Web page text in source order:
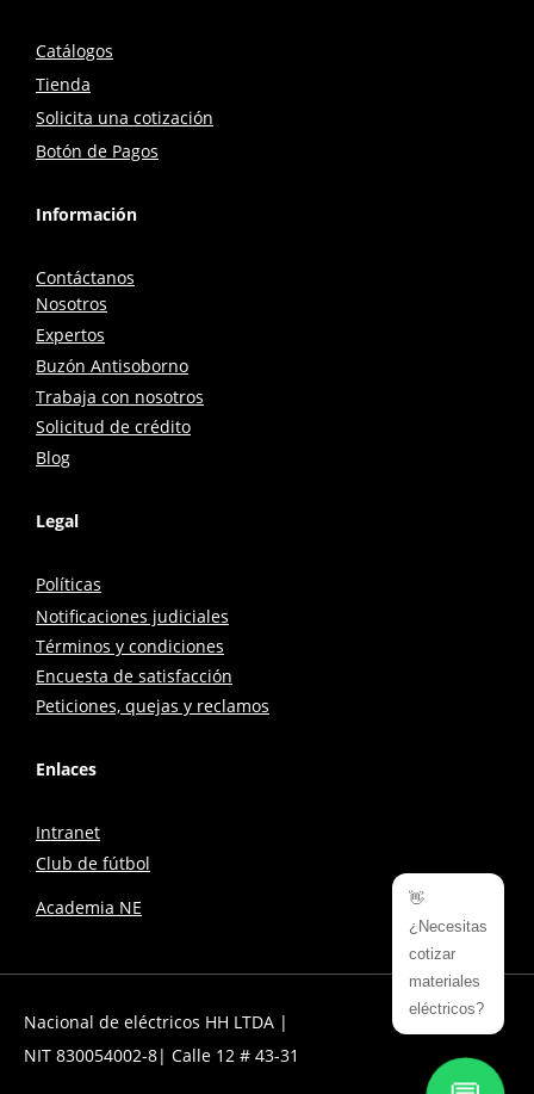
Catálogos
Tienda
Solicita una cotización
Botón de Pagos
Información
Contáctanos
Nosotros
Expertos
Buzón Antisoborno
Trabaja con nosotros
Solicitud de crédito
Blog
Legal
Políticas
Notificaciones judiciales
Términos y condiciones
Encuesta de satisfacción
Peticiones, quejas y reclamos
Enlaces
Intranet
Club de fútbol
Academia NE
👋
¿Necesitas
cotizar
materiales
eléctricos?
Nacional de eléctricos HH LTDA |
NIT 830054002-8| Calle 12 # 43-31